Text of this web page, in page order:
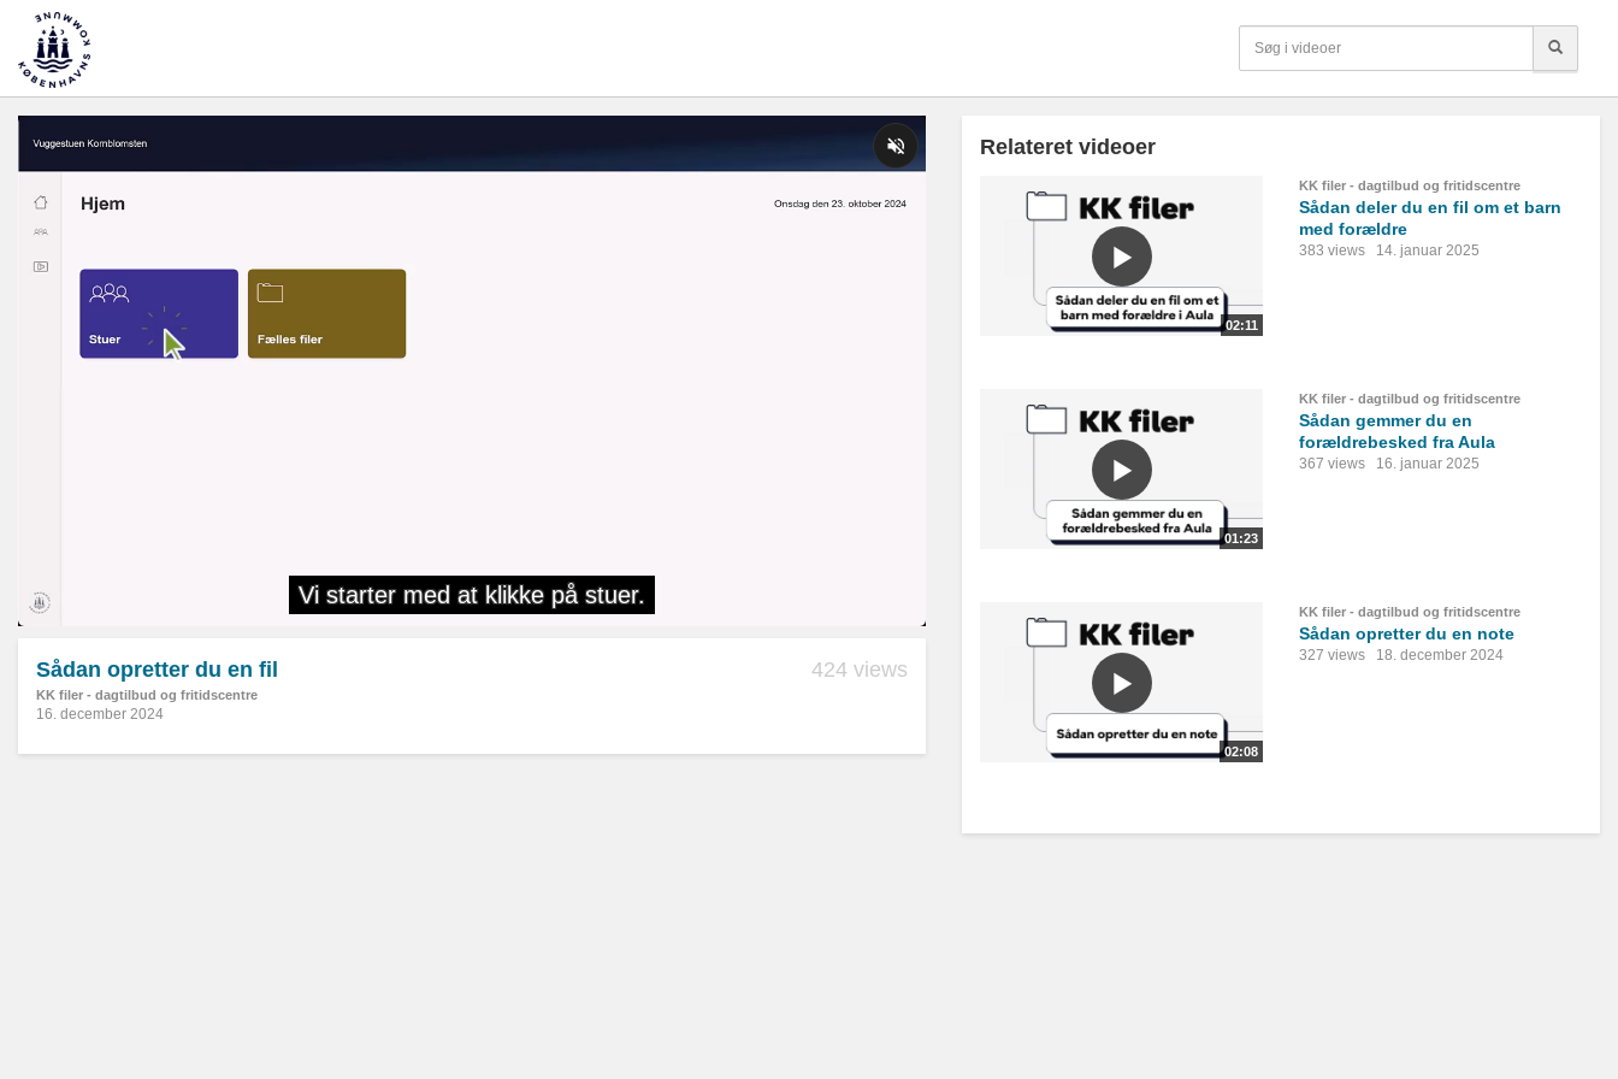
Sådan opretter du en fil
KK filer - dagtilbud og fritidscentre
424 views
16. december 2024
Relateret videoer
02:11
KK filer - dagtilbud og fritidscentre
Sådan deler du en fil om et barn
med forældre
383 views 14. januar 2025
01:23
KK filer - dagtilbud og fritidscentre
Sådan gemmer du en
forældrebesked fra Aula
367 views 16. januar 2025
02:08
KK filer - dagtilbud og fritidscentre
Sådan opretter du en note
327 views 18. december 2024